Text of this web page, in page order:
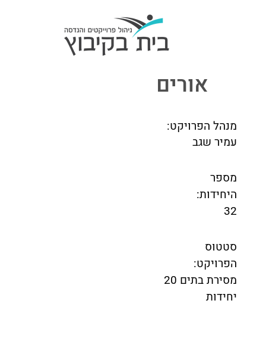
מנהל הפרויקט:
עמיר שגב
מספר
היחידות:
32
סטטוס
הפרויקט:
מסירת בתים 20
יחידות
אורים